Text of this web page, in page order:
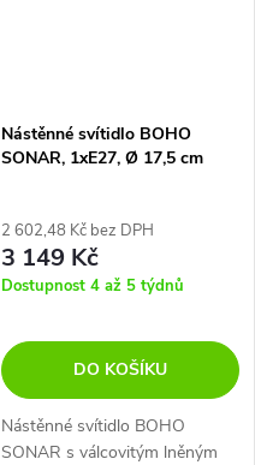
Nástěnné svítidlo BOHO
SONAR, 1xE27, Ø 17,5 cm
2 602,48 Kč bez DPH
3 149 Kč
Dostupnost 4 až 5 týdnů
DO KOŠÍKU
Nástěnné svítidlo BOHO
SONAR s válcovitým lněným